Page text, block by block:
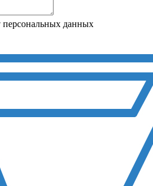
персональных данных